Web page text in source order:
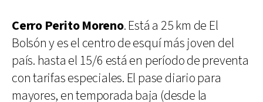
Cerro Perito Moreno. Está a 25 km de El
Bolsón y es el centro de esquí más joven del
país. hasta el 15/6 está en período de preventa
con tarifas especiales. El pase diario para
mayores, en temporada baja (desde la